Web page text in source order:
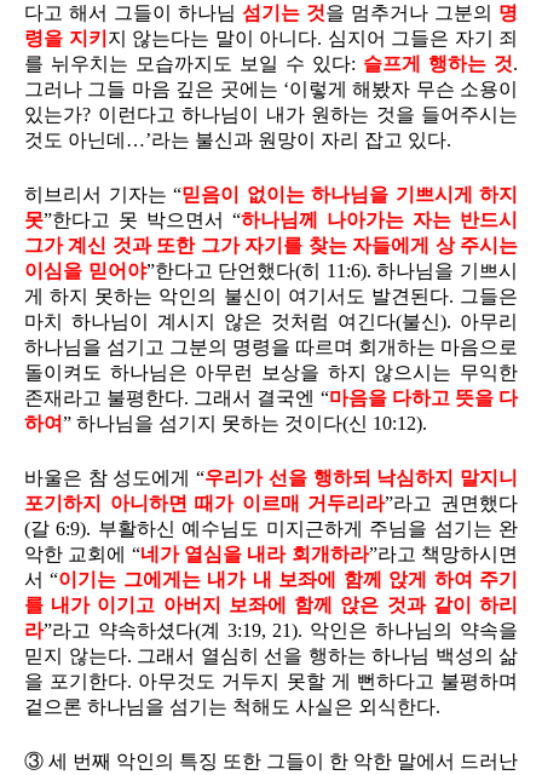
다고 해서 그들이 하나님 섬기는 것을 멈추거나 그분의 명
령을 지키 지 않는다는 말이 아니다. 심지어 그들은 자기 죄
를 뉘우치는 모습까지도 보일 수 있다: 슬프게 행하는 것.
그러나 그들 마음 깊은 곳에는 ‘이렇게 해봤자 무슨 소용이
있는가? 이런다고 하나님이 내가 원하는 것을 들어주시는
것도 아닌데…’라는 불신과 원망이 자리 잡고 있다.
히브리서 기자는 “믿음이 없이는 하나님을 기쁘시게 하지
못”한다고 못 박으면서 “하나님께 나아가는 자는 반드시
그가 계신 것과 또한 그가 자기를 찾는 자들에게 상 주시는
이심을 믿어야”한다고 단언했다(히 11:6). 하나님을 기쁘시
게 하지 못하는 악인의 불신이 여기서도 발견된다. 그들은
마치 하나님이 계시지 않은 것처럼 여긴다(불신). 아무리
하나님을 섬기고 그분의 명령을 따르며 회개하는 마음으로
돌이켜도 하나님은 아무런 보상을 하지 않으시는 무익한
존재라고 불평한다. 그래서 결국엔 “마음을 다하고 뜻을 다
하여” 하나님을 섬기지 못하는 것이다(신 10:12).
바울은 참 성도에게 “우리가 선을 행하되 낙심하지 말지니
포기하지 아니하면 때가 이르매 거두리라”라고 권면했다
(갈 6:9). 부활하신 예수님도 미지근하게 주님을 섬기는 완
악한 교회에 “네가 열심을 내라 회개하라”라고 책망하시면
서 “이기는 그에게는 내가 내 보좌에 함께 앉게 하여 주기
를 내가 이기고 아버지 보좌에 함께 앉은 것과 같이 하리
라”라고 약속하셨다(계 3:19, 21). 악인은 하나님의 약속을
믿지 않는다. 그래서 열심히 선을 행하는 하나님 백성의 삶
을 포기한다. 아무것도 거두지 못할 게 뻔하다고 불평하며
겉으론 하나님을 섬기는 척해도 사실은 외식한다.
③ 세 번째 악인의 특징 또한 그들이 한 악한 말에서 드러난